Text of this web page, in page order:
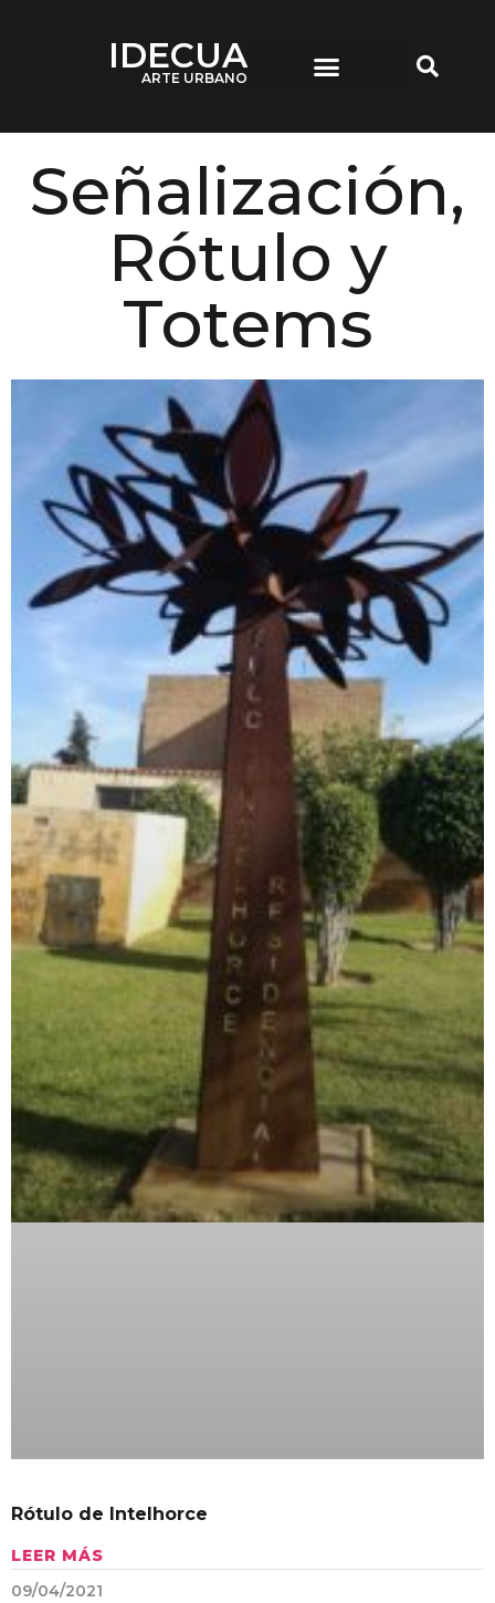
IDECUA
ARTE URBANO
Señalización,
Rótulo y
Totems
Rótulo de Intelhorce
LEER MÁS
09/04/2021